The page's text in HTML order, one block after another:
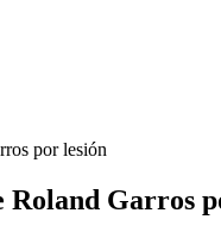
por lesión
Roland Garros